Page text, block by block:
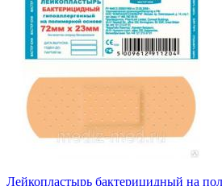
Лейкопластырь бактерицидный на